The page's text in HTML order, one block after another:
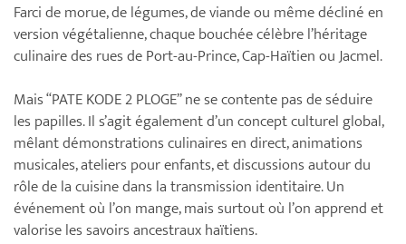
Farci de morue, de légumes, de viande ou même décliné en
version végétalienne, chaque bouchée célèbre l’héritage
culinaire des rues de Port-au-Prince, Cap-Haïtien ou Jacmel.
Mais “PATE KODE 2 PLOGE” ne se contente pas de séduire
les papilles. Il s’agit également d’un concept culturel global,
mêlant démonstrations culinaires en direct, animations
musicales, ateliers pour enfants, et discussions autour du
rôle de la cuisine dans la transmission identitaire. Un
événement où l’on mange, mais surtout où l’on apprend et
valorise les savoirs ancestraux haïtiens.